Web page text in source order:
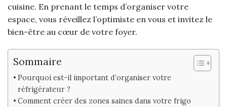
cuisine. En prenant le temps d’organiser votre
espace, vous réveillez l’optimiste en vous et invitez le
bien-être au cœur de votre foyer.
Sommaire
Pourquoi est-il important d’organiser votre
réfrigérateur ?
Comment créer des zones saines dans votre frigo